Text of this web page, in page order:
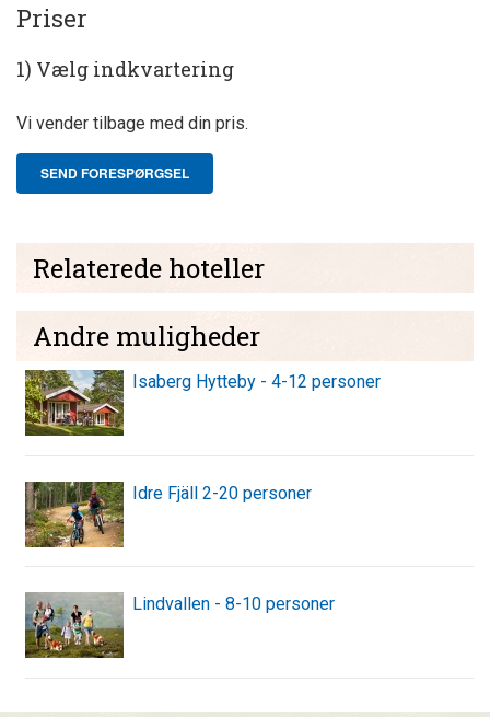
Priser
1) Vælg indkvartering
Vi vender tilbage med din pris.
SEND FORESPØRGSEL
Relaterede hoteller
Andre muligheder
Isaberg Hytteby - 4-12 personer
Idre Fjäll 2-20 personer
Lindvallen - 8-10 personer